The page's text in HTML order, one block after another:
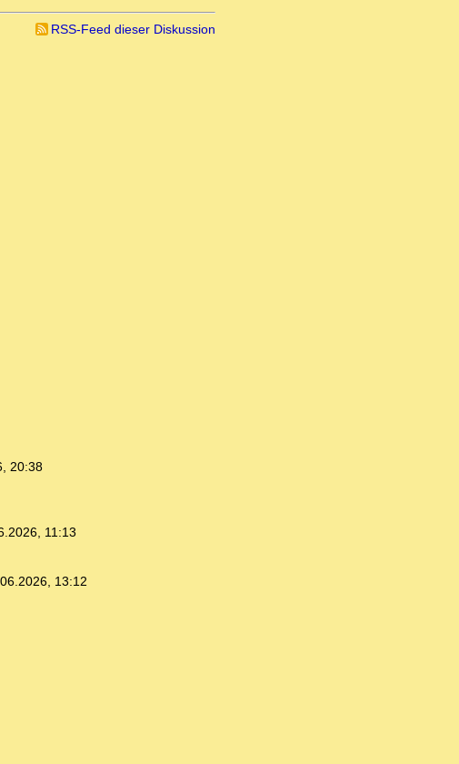
RSS-Feed dieser Diskussion
20:38
11:13
13:12